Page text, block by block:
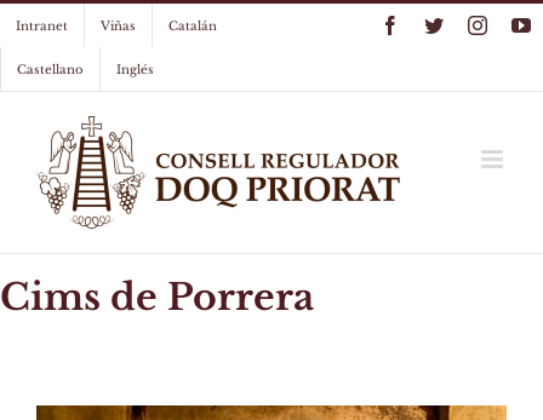
to
content
Intranet Viñas Catalán
Castellano Inglés
Facebook
Twitter
Cims de Porrera